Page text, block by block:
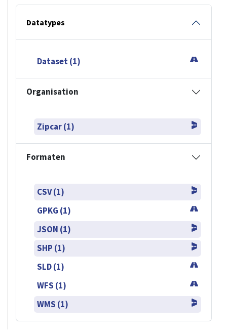
Datatypes
Dataset (1)
Organisation
Zipcar (1)
Formaten
CSV (1)
GPKG (1)
JSON (1)
SHP (1)
SLD (1)
WFS (1)
WMS (1)